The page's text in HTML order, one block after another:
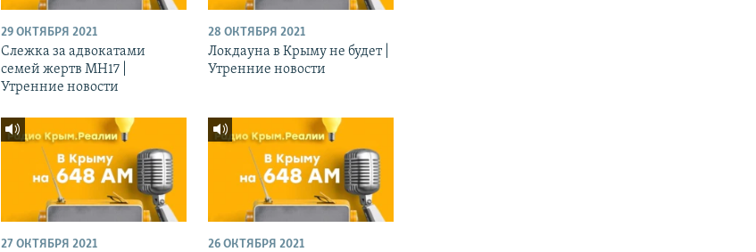
29 ОКТЯБРЯ 2021
Слежка за адвокатами
семей жертв МН17 |
Утренние новости
28 ОКТЯБРЯ 2021
Локдауна в Крыму не будет |
Утренние новости
27 ОКТЯБРЯ 2021 26 ОКТЯБРЯ 2021